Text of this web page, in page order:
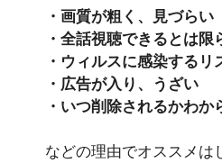
・画質が粗く、見づらい
・全話視聴できるとは限
・ウィルスに感染するリ
・広告が入り、うざい
・いつ削除されるかわか
などの理由でオススメは